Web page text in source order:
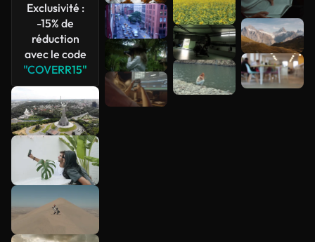
Exclusivité :
-15% de
réduction
avec le code
"COVERR15"